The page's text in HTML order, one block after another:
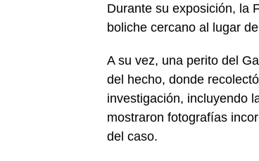
Durante su exposición, la
boliche cercano al lugar
A su vez, una perito del
del hecho, donde
investigación, incluyendo
mostraron fotografías
del caso.